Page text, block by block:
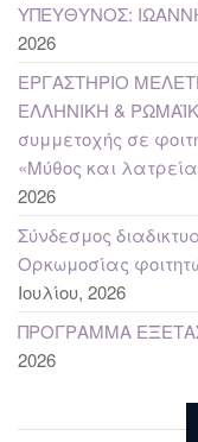
ΥΠΕΥΘΥΝΟΣ:
2026
ΕΡΓΑΣΤΗΡΙΟ
ΕΛΛΗΝΙΚΗ &
συμμετοχής σε
«Μύθος και
2026
Σύνδεσμος
Ορκωμοσίας
Ιουλίου, 2026
ΠΡΟΓΡΑΜΜΑ
2026